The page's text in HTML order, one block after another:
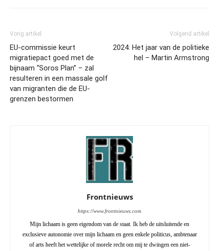
Vorig artikel
EU-commissie keurt
migratiepact goed met de
bijnaam “Soros Plan” – zal
resulteren in een massale golf
van migranten die de EU-
grenzen bestormen
Volgend artikel
2024: Het jaar van de politieke
hel – Martin Armstrong
Frontnieuws
https://www.frontnieuws.com
Mijn lichaam is geen eigendom van de staat. Ik heb de uitsluitende en
exclusieve autonomie over mijn lichaam en geen enkele politicus, ambtenaar
of arts heeft het wettelijke of morele recht om mij te dwingen een niet-